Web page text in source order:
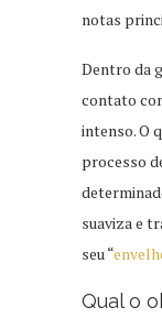
notas
Dentro da
contato
intenso. O
processo
suaviza e
seu “
Qual o